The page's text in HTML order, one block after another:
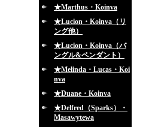
★Marthus・Koinva
★Lucion・Koinva（リ
ング他）
★Lucion・Koinva（バ
ングル&ペンダント）
★Melinda・Lucas・Koi
nva
★Duane・Koinva
★Delfred（Sparks）・
Masawytewa